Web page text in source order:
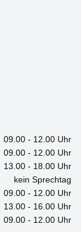
09.00 - 12.00 Uhr
09.00 - 12.00 Uhr
13.00 - 18.00 Uhr
kein Sprechtag
09.00 - 12.00 Uhr
13.00 - 16.00 Uhr
09.00 - 12.00 Uhr